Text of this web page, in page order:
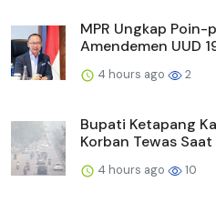
MPR Ungkap Poin-
Amendemen UUD
4 hours ago 2
Bupati Ketapang
Korban Tewas Saat
4 hours ago 10